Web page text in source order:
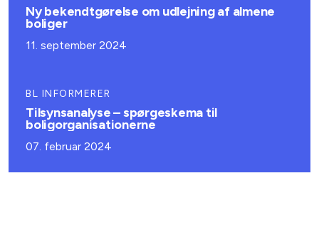
Ny bekendtgørelse om udlejning af almene
boliger
11. september 2024
BL INFORMERER
Tilsynsanalyse – spørgeskema til
boligorganisationerne
07. februar 2024